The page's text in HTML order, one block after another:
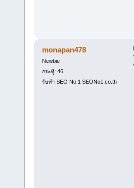
monapan478
Newbie
กระทู้: 46
รับทำ SEO No.1 SEONo1.co.th